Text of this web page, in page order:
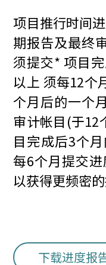
项目推行时间
期报告及最终
须提交* 项目
以上 须每12个
个月后的一个
审计帐目(于12
目完成后3个
每6个月提交进
以获得更频密的
下载进度报